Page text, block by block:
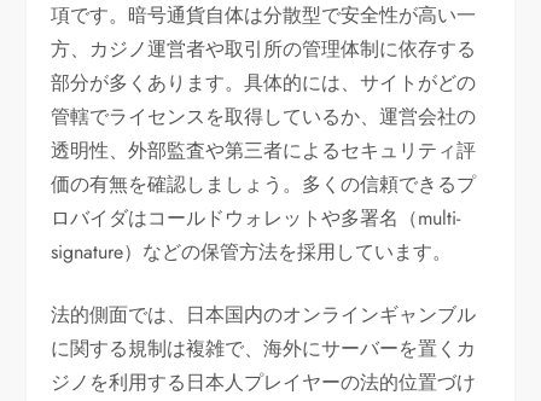
項です。暗号通貨自体は分散型で安全性が高い一
方、カジノ運営者や取引所の管理体制に依存する
部分が多くあります。具体的には、サイトがどの
管轄でライセンスを取得しているか、運営会社の
透明性、外部監査や第三者によるセキュリティ評
価の有無を確認しましょう。多くの信頼できるプ
ロバイダはコールドウォレットや多署名（multi-
signature）などの保管方法を採用しています。
法的側面では、日本国内のオンラインギャンブル
に関する規制は複雑で、海外にサーバーを置くカ
ジノを利用する日本人プレイヤーの法的位置づけ